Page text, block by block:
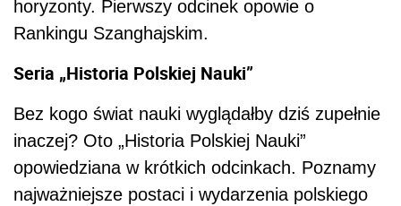
horyzonty. Pierwszy odcinek opowie o
Rankingu Szanghajskim.
Seria „Historia Polskiej Nauki”
Bez kogo świat nauki wyglądałby dziś zupełnie
inaczej? Oto „Historia Polskiej Nauki”
opowiedziana w krótkich odcinkach. Poznamy
najważniejsze postaci i wydarzenia polskiego